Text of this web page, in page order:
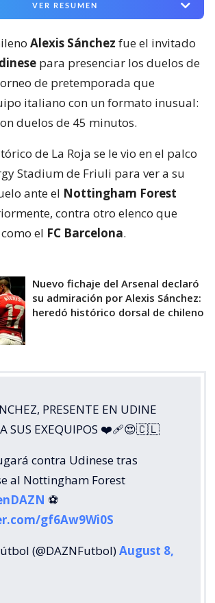
VER RESUMEN
Alexis Sánchez fue el invitado
para presenciar los duelos de
de pretemporada que
italiano con un formato inusual:
duelos de 45 minutos.
de La Roja se le vio en el palco
Stadium de Friuli para ver a su
ante el Nottingham Forest
contra otro elenco que
el FC Barcelona.
Nuevo fichaje del Arsenal declaró
su admiración por Alexis Sánchez:
heredó histórico dorsal de chileno
PRESENTE EN UDINE
A SUS EXEQUIPOS ❤️‍🩹😍🇨🇱
contra Udinese tras
al Nottingham Forest
⚽️
gf6Aw9Wi0S
(@DAZNFutbol)August 8,